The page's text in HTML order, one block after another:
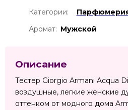
Категории:
Аромат: Мужской
Описание
Тестер Giorgio Armani Acqua
воздушные, легкие женские
оттенком от модного дома